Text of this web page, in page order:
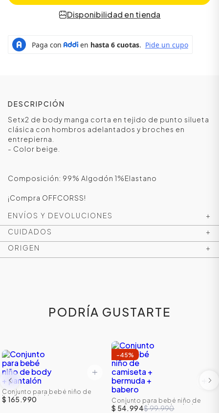
Disponibilidad en tienda
DESCRIPCIÓN
Setx2 de body manga corta en tejido de punto silueta
clásica con hombros adelantados y broches en
entrepierna.
- Color beige.
Composición: 99% Algodón 1%Elastano
¡Compra OFFCORSS!
ENVÍOS Y DEVOLUCIONES
+
CUIDADOS
+
ORIGEN
+
PODRÍA GUSTARTE
Conjunto para bebé niño de
body + pantalón
$ 165.990
-45%
Conjunto para bebé niño de
camiseta + bermuda + babero
$ 54.994$ 99.990